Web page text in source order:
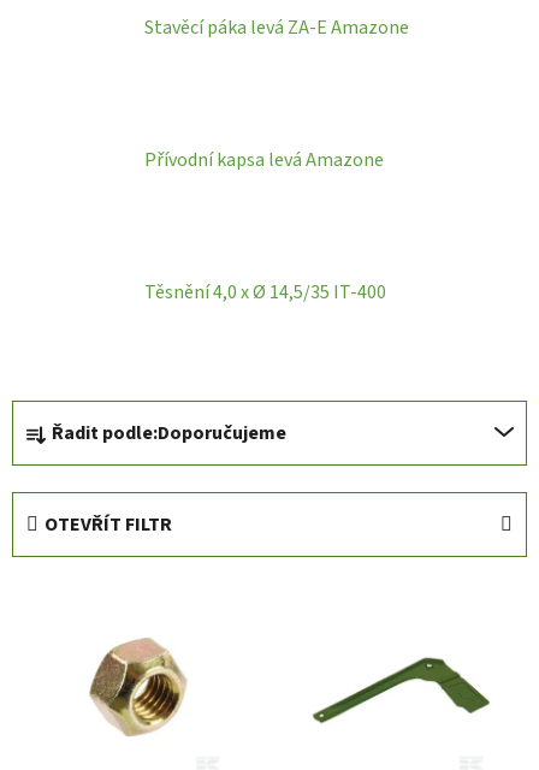
Stavěcí páka levá ZA-E Amazone
Přívodní kapsa levá Amazone
Těsnění 4,0 x Ø 14,5/35 IT-400
a
z
Řadit podle:Doporučujeme
OTEVŘÍT FILTR